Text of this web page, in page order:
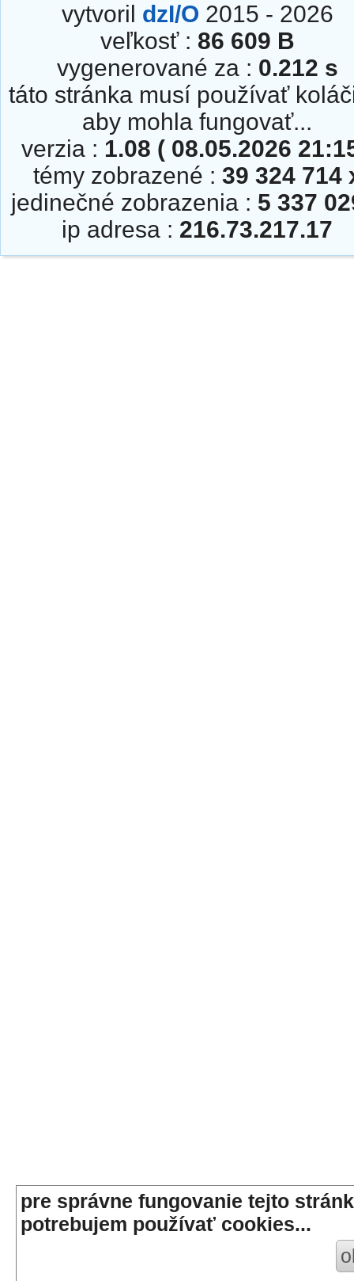
pre správne fungovanie tejto
potrebujem používať cookies...
vytvoril dzI/O 2015 - 2026
veľkosť : 86 609 B
vygenerované za : 0.212 s
táto stránka musí používať
aby mohla fungovať...
verzia : 1.08 ( 08.05.2026
témy zobrazené : 39 324 714
jedinečné zobrazenia : 5 337
ip adresa : 216.73.217.17